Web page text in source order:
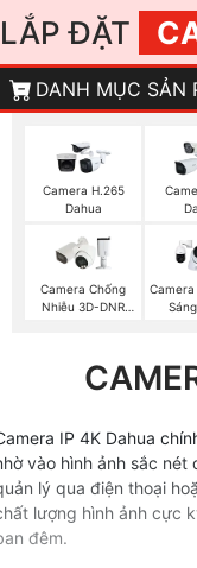
LẮP ĐẶT
DANH MỤC SẢN
Camera H.265
Dahua
Camera Chống
Nhiễu 3D-DNR
Camera
IP 4K Dahua
vào hình ảnh sắc
lý qua điện thoại
lượng hình ảnh cực
đêm.